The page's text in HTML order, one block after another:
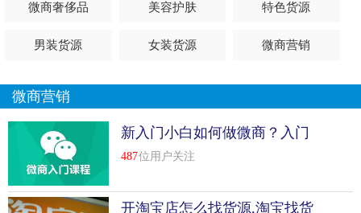
微商奢侈品 美容护肤 特色货源
男装货源 女装货源 微商营销
微商营销
新入门小白如何做微商？入门
必懂几点知识
487位用户关注
开淘宝店怎么找货源,淘宝找货